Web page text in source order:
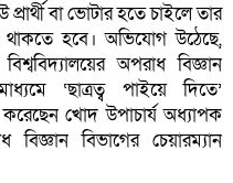
বা ভোটার হতে চাইলে তার
থাকতে হবে। অভিযোগ উঠেছে,
অপরাধ বিজ্ঞান
‘ছাত্রত্ব পাইয়ে দিতে’
করেছেন খোদ উপাচার্য অধ্যাপক
বিভাগের চেয়ারম্যান